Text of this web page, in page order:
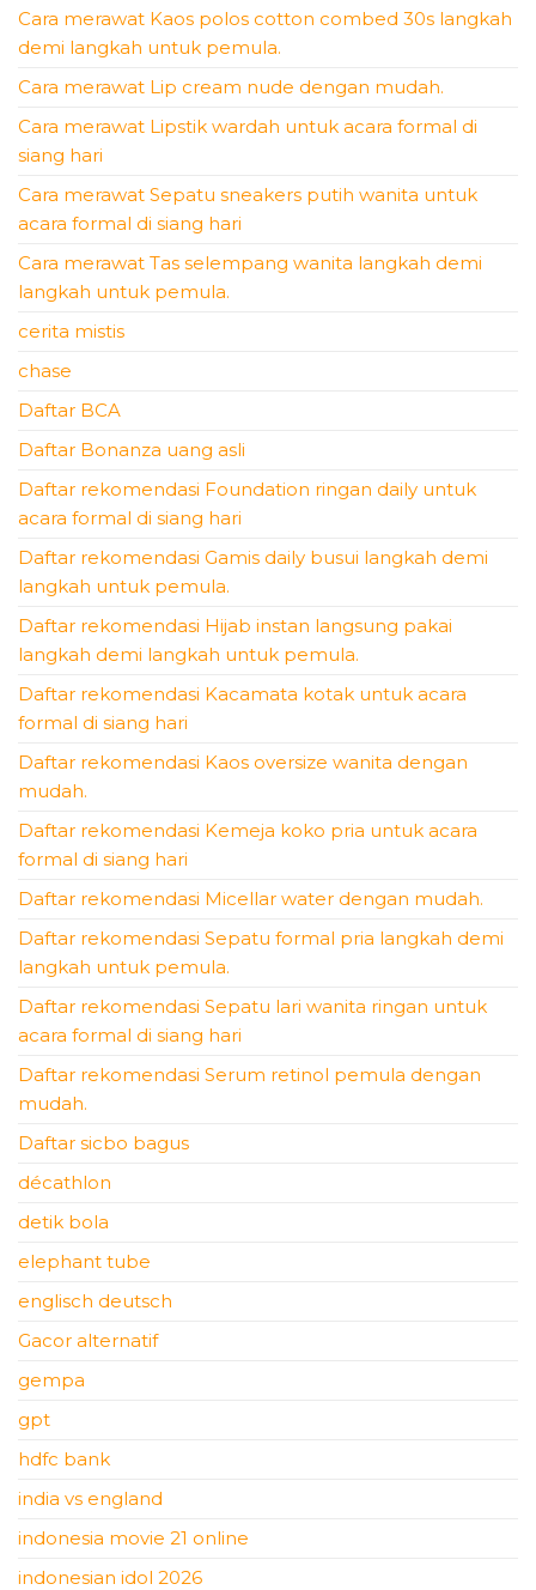
Cara merawat Kaos polos cotton combed 30s langkah
demi langkah untuk pemula.
Cara merawat Lip cream nude dengan mudah.
Cara merawat Lipstik wardah untuk acara formal di
siang hari
Cara merawat Sepatu sneakers putih wanita untuk
acara formal di siang hari
Cara merawat Tas selempang wanita langkah demi
langkah untuk pemula.
cerita mistis
chase
Daftar BCA
Daftar Bonanza uang asli
Daftar rekomendasi Foundation ringan daily untuk
acara formal di siang hari
Daftar rekomendasi Gamis daily busui langkah demi
langkah untuk pemula.
Daftar rekomendasi Hijab instan langsung pakai
langkah demi langkah untuk pemula.
Daftar rekomendasi Kacamata kotak untuk acara
formal di siang hari
Daftar rekomendasi Kaos oversize wanita dengan
mudah.
Daftar rekomendasi Kemeja koko pria untuk acara
formal di siang hari
Daftar rekomendasi Micellar water dengan mudah.
Daftar rekomendasi Sepatu formal pria langkah demi
langkah untuk pemula.
Daftar rekomendasi Sepatu lari wanita ringan untuk
acara formal di siang hari
Daftar rekomendasi Serum retinol pemula dengan
mudah.
Daftar sicbo bagus
décathlon
detik bola
elephant tube
englisch deutsch
Gacor alternatif
gempa
gpt
hdfc bank
india vs england
indonesia movie 21 online
indonesian idol 2026